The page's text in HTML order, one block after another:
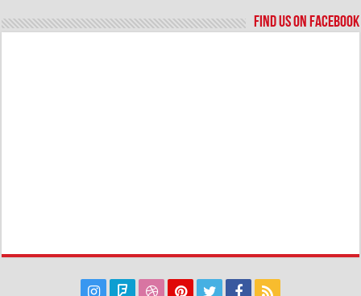
Find us on Facebook